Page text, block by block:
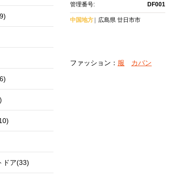
管理番号:
DF001
中国地方 広島県 廿日市市
ファッション： 服 カバン
ドア(33)